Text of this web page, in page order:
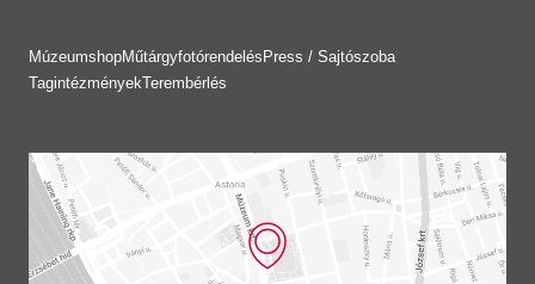
MúzeumshopMűtárgyfotórendelésPress / Sajtószoba
TagintézményekTerembérlés